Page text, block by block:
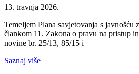
13. travnja 2026.
Temeljem Plana savjetovanja s javnošću
člankom 11. Zakona o pravu na pristup
novine br. 25/13, 85/15 i
Saznaj više